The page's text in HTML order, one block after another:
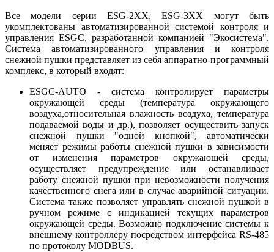
Все модели серии ESG-2XX, ESG-3ХХ могут быть
укомплектованы автоматизированной системой контроля и
управления ESGC, разработанной компанией "Экосистема".
Система автоматизированного управления и контроля
снежной пушки представляет из себя аппаратно-программный
комплекс, в который входят:
ESGC-AUTO - система контролирует параметры
окружающей среды (температура окружающего
воздуха,относительная влажность воздуха, температура
подаваемой воды и др.), позволяет осуществить запуск
снежной пушки "одной кнопкой", автоматически
меняет режимы работы снежной пушки в зависимости
от изменения параметров окружающей среды,
осуществляет предупреждение или останавливает
работу снежной пушки при невозможности получения
качественного снега или в случае аварийной ситуации.
Система также позволяет управлять снежной пушкой в
ручном режиме с индикацией текущих параметров
окружающей среды. Возможно подключение системы к
внешнему контроллеру посредством интерфейса RS-485
по протоколу MODBUS.